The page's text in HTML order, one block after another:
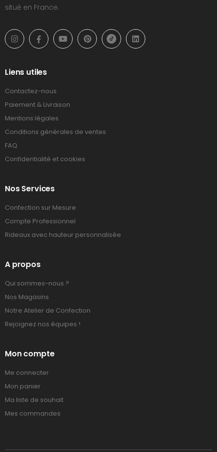
situé en France.
Liens utiles
Contactez-nous
Paiement & Livraison
Mentions légales
Conditions générales de ventes
FAQ
Confidentialité et cookies
Nos Services
Confection sur Mesure
Compte Professionnel
Rideaux avec hauteur personnalisée
A propos
Qui sommes-nous ?
Nos Magasins
Notre Atelier de Confection
Rejoignez nos équipes !
Mon compte
Me connecter
Mon panier
Ma liste de souhait
Mes commandes